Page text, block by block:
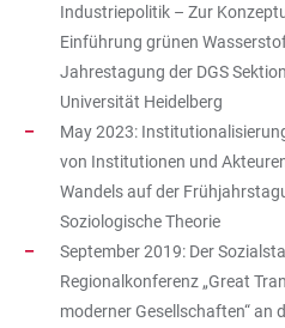
Industriepolitik – Zur
Einführung grünen
Jahrestagung der DGS
Universität Heidelberg
May 2023:
von Institutionen und
Wandels auf der
Soziologische Theorie
September 2019: Der
Regionalkonferenz „Great
moderner Gesellschaften“ an